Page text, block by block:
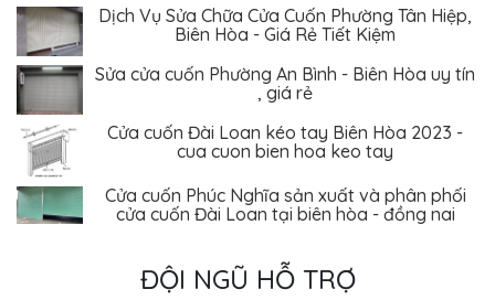
Biên Hòa - Giá Rẻ Tiết Kiệm
, giá rẻ
cua cuon bien hoa keo tay
cửa cuốn Đài Loan tại biên hòa - đồng nai
ĐỘI NGŨ HỖ TRỢ